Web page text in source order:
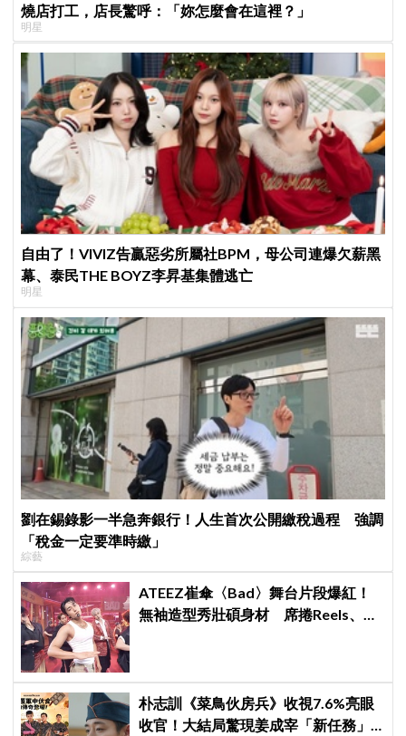
燒店打工，店長驚呼：「妳怎麼會在這裡？」
明星
自由了！VIVIZ告贏惡劣所屬社BPM，母公司連爆欠薪黑
幕、泰民THE BOYZ李昇基集體逃亡
明星
劉在錫錄影一半急奔銀行！人生首次公開繳稅過程 強調
「稅金一定要準時繳」
綜藝
ATEEZ崔傘〈Bad〉舞台片段爆紅！
無袖造型秀壯碩身材 席捲Reels、
朴志訓《菜鳥伙房兵》收視7.6%亮眼
收官！大結局驚現姜成宰「新任務」